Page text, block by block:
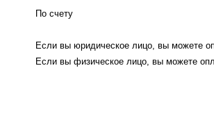
По счету
Если вы юридическое лицо, вы можете
Если вы физическое лицо, вы можете